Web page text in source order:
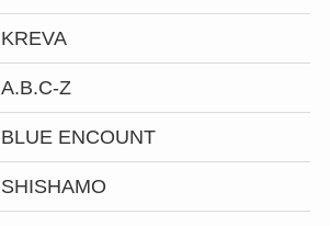
KREVA
A.B.C-Z
BLUE ENCOUNT
SHISHAMO